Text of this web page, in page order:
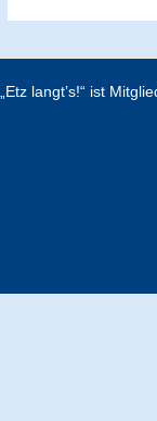
„Etz langt’s!“ ist